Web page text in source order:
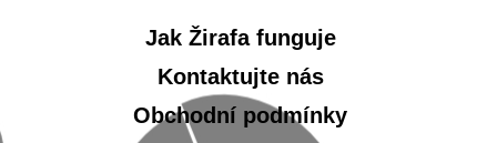
Jak Žirafa funguje
Kontaktujte nás
Obchodní podmínky